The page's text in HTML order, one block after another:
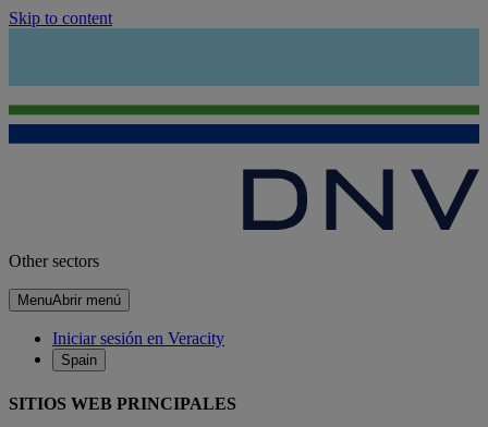
Skip to content
Other sectors
MenuAbrir menú
Iniciar sesión en Veracity
Spain
SITIOS WEB PRINCIPALES